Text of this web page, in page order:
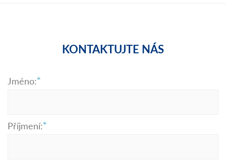
KONTAKTUJTE NÁS
Jméno:
Příjmení: